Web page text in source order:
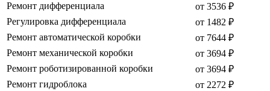
Ремонт дифференциала
от 3536 ₽
Регулировка дифференциала
от 1482 ₽
Ремонт автоматической коробки
от 7644 ₽
Ремонт механической коробки
от 3694 ₽
Ремонт роботизированной коробки
от 3694 ₽
Ремонт гидроблока
от 2272 ₽